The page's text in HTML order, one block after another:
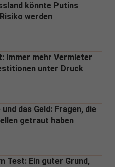
könnte Putins
werden
Immer mehr Vermieter
unter Druck
und das Geld: Fragen, die
getraut haben
Test: Ein guter Grund,